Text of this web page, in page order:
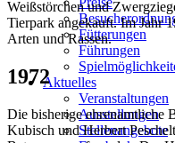
Fütterungen
Führungen
Aktuelles
Veranstaltungen
Ausstellungen
Stellenangebote
Weißstörchen und
Tierpark angekauft. Im Jahr
Arten und Rassen.
1972
Die bisherige ehrenamtliche
Kubisch und Herbert